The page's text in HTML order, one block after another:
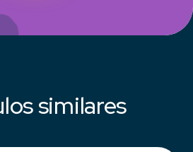
similares